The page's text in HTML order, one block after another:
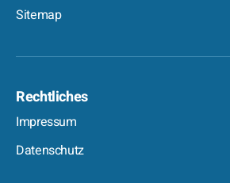
Sitemap
Rechtliches
Impressum
Datenschutz